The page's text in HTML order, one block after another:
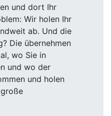
und dort Ihr
Wir holen Ihr
ab. Und die
Die übernehmen
wo Sie in
und wo der
und holen